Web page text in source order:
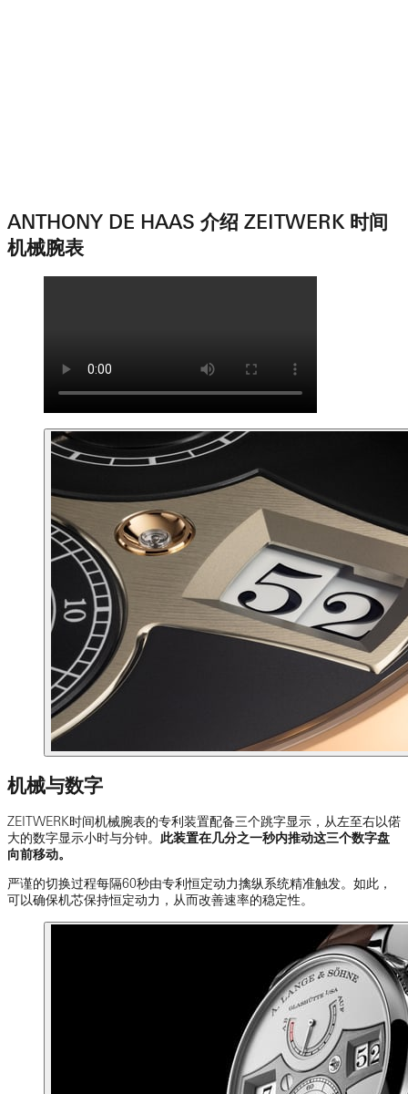
ANTHONY DE HAAS 介绍 ZEITWERK 时间
机械腕表
机械与数字
ZEITWERK时间机械腕表的专利装置配备三个跳字显示，从左至右以偌
大的数字显示小时与分钟。 此装置在几分之一秒内推动这三个数字盘
向前移动。
严谨的切换过程每隔60秒由专利恒定动力擒纵系统精准触发。如此，
可以确保机芯保持恒定动力，从而改善速率的稳定性。